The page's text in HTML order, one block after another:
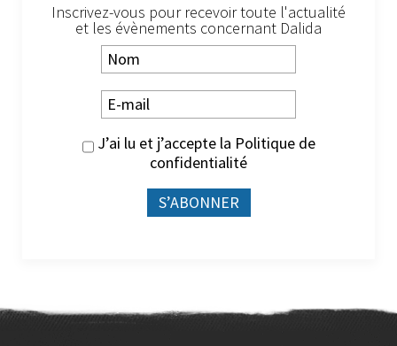
Inscrivez-vous pour recevoir toute l'actualité
et les évènements concernant Dalida
J’ai lu et j’accepte la Politique de
confidentialité